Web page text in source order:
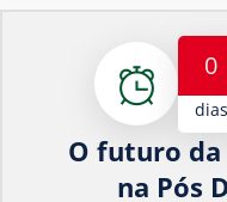
0
dias
O futuro da
na Pós